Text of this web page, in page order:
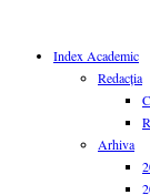
Index Academic
Redacția
Arhiva